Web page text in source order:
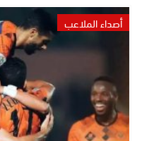
أصداء الملاعب